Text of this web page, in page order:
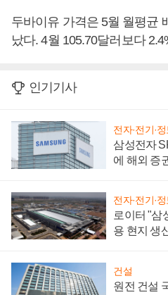
두바이유 가격은 5월 월평균
났다. 4월 105.70달러보다
인기기사
전자·전기·
삼성전자
에 해외 증
전자·전기·
로이터 "삼
용 현지 생
건설
원전 건설